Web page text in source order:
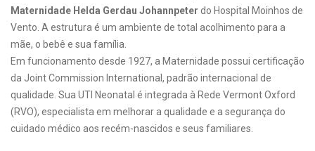
Maternidade Helda Gerdau Johannpeter do Hospital Moinhos de
Vento. A estrutura é um ambiente de total acolhimento para a
mãe, o bebê e sua família.
Em funcionamento desde 1927, a Maternidade possui certificação
da Joint Commission International, padrão internacional de
qualidade. Sua UTI Neonatal é integrada à Rede Vermont Oxford
(RVO), especialista em melhorar a qualidade e a segurança do
cuidado médico aos recém-nascidos e seus familiares.